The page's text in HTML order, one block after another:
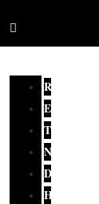
REDAKSI
EDITORIAL
TERKINI
NASIONAL
DAERAH
HUKUM